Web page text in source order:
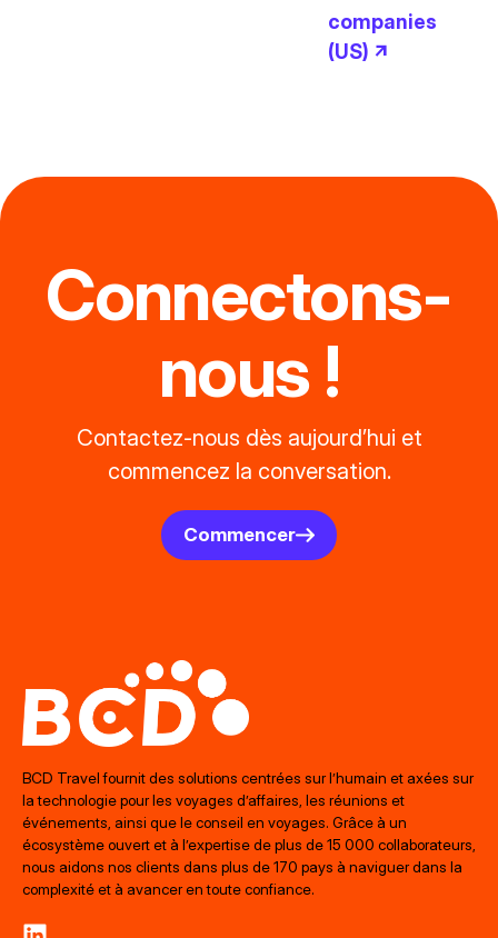
companies
(US) ↗
Connectons-
nous !
Contactez-nous dès aujourd’hui et
commencez la conversation.
Commencer
BCD Travel fournit des solutions centrées sur l’humain et axées sur
la technologie pour les voyages d’affaires, les réunions et
événements, ainsi que le conseil en voyages. Grâce à un
écosystème ouvert et à l’expertise de plus de 15 000 collaborateurs,
nous aidons nos clients dans plus de 170 pays à naviguer dans la
complexité et à avancer en toute confiance.